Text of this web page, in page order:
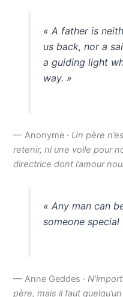
« A father is
us back, nor a
a guiding light
way. »
— Anonyme · Un père
retenir, ni une voile pour
directrice dont l’amour
« Any man can
someone
— Anne Geddes ·
père, mais il faut